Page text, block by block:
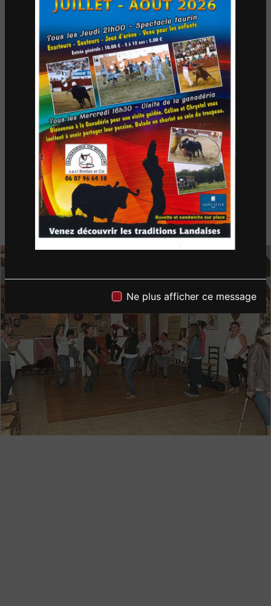
Ne plus afficher ce message